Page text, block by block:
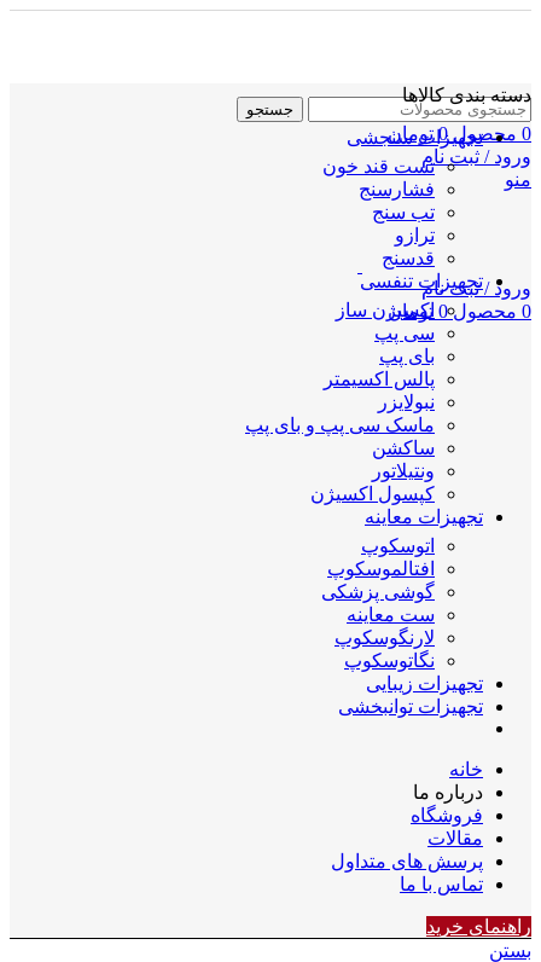
جستجو
0 محصول 0 تومان
ورود / ثبت نام
منو
ورود / ثبت نام
0 محصول 0 تومان
دسته بندی کالاها
تجهیزات سنجشی
تست قند خون
فشارسنج
تب سنج
ترازو
قدسنج
تجهیزات تنفسی
اکسیژن ساز
سی پپ
بای پپ
پالس اکسیمتر
نبولایزر
ماسک سی پپ و بای پپ
ساکشن
ونتیلاتور
کپسول اکسیژن
تجهیزات معاینه
اتوسکوپ
افتالموسکوپ
گوشی پزشکی
ست معاینه
لارنگوسکوپ
نگاتوسکوپ
تجهیزات زیبایی
تجهیزات توانبخشی
خانه
درباره ما
فروشگاه
مقالات
پرسش های متداول
تماس با ما
راهنمای خرید
بستن